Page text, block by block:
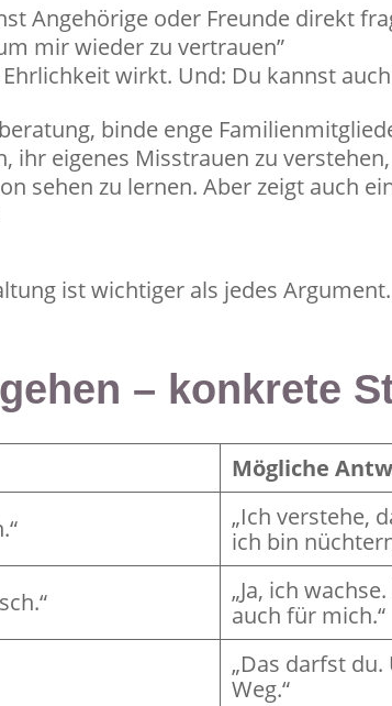
Angehörige oder Freunde direkt
mir wieder zu vertrauen”
wirkt. Und: Du kannst
binde enge
ihr eigenes Misstrauen zu
sehen zu lernen. Aber zeigt auch
ist wichtiger als jedes Argument.
– konkrete
Mögliche
„Ich verstehe,
ich bin
„Ja, ich
auch für mich.“
„Das darfst
Weg.“